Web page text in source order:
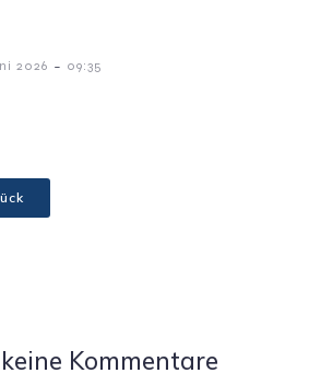
2026 - 09:35
Kommentare